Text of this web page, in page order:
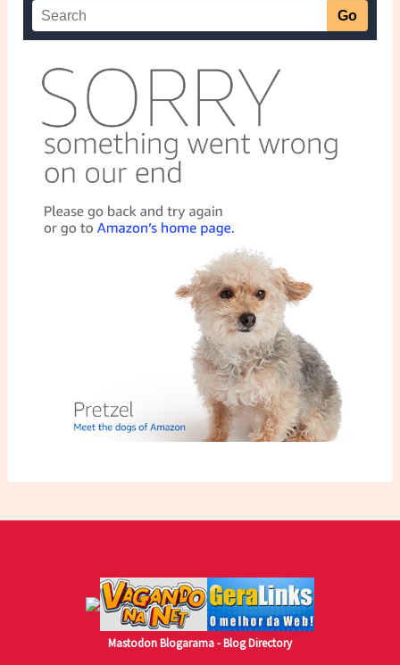
MastodonBlogarama - Blog Directory